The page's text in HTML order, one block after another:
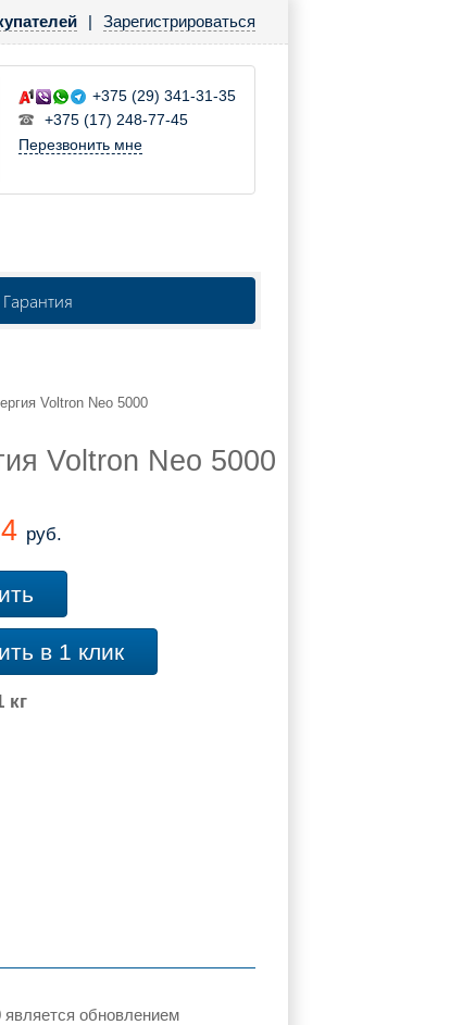
| Зарегистрироваться
+375 (29) 341-31-35
+375 (17) 248-77-45
Перезвонить мне
Гарантия
Voltron Neo 5000
Voltron Neo 5000
руб.
в 1 клик
кг
является обновлением